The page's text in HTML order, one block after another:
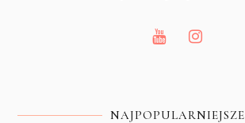
NAJPOPULARNIEJSZE